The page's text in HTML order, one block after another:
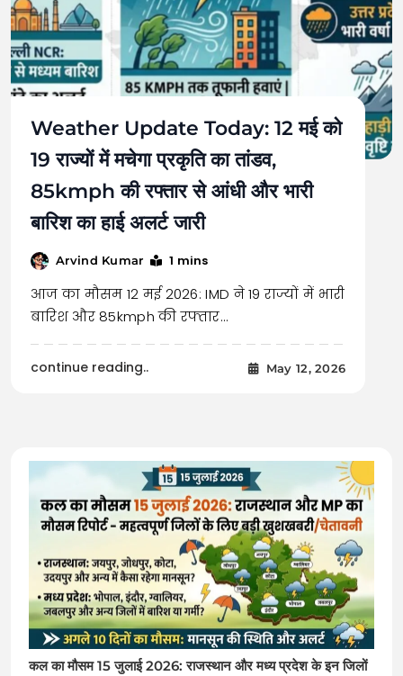
Weather Update Today: 12 मई को
19 राज्यों में मचेगा प्रकृति का तांडव,
85kmph की रफ्तार से आंधी और भारी
बारिश का हाई अलर्ट जारी
Arvind Kumar 1 mins
आज का मौसम 12 मई 2026: IMD ने 19 राज्यों में भारी
बारिश और 85kmph की रफ्तार…
continue reading.. May 12, 2026
कल का मौसम 15 जुलाई 2026: राजस्थान और मध्य प्रदेश के इन जिलों